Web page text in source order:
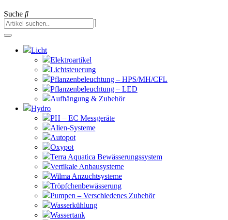
Suche
Licht
Elektroartikel
Lichtsteuerung
Pflanzenbeleuchtung – HPS/MH/CFL
Pflanzenbeleuchtung – LED
Aufhängung & Zubehör
Hydro
PH – EC Messgeräte
Alien-Systeme
Autopot
Oxypot
Terra Aquatica Bewässerungssystem
Vertikale Anbausysteme
Wilma Anzuchtsysteme
Tröpfchenbewässerung
Pumpen – Verschiedenes Zubehör
Wasserkühlung
Wassertank